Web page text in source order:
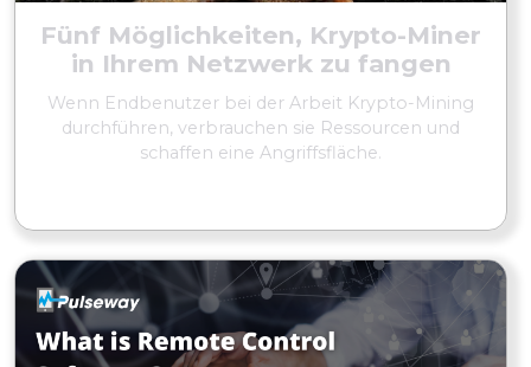
Fünf Möglichkeiten, Krypto-Miner
in Ihrem Netzwerk zu fangen
Wenn Endbenutzer bei der Arbeit Krypto-Mining
durchführen, verbrauchen sie Ressourcen und
schaffen eine Angriffsfläche.